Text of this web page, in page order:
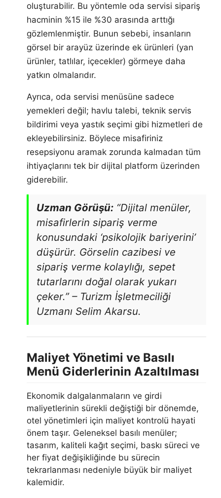
oluşturabilir. Bu yöntemle oda servisi sipariş
hacminin %15 ile %30 arasında arttığı
gözlemlenmiştir. Bunun sebebi, insanların
görsel bir arayüz üzerinde ek ürünleri (yan
ürünler, tatlılar, içecekler) görmeye daha
yatkın olmalarıdır.
Ayrıca, oda servisi menüsüne sadece
yemekleri değil; havlu talebi, teknik servis
bildirimi veya yastık seçimi gibi hizmetleri de
ekleyebilirsiniz. Böylece misafiriniz
resepsiyonu aramak zorunda kalmadan tüm
ihtiyaçlarını tek bir dijital platform üzerinden
giderebilir.
Uzman Görüşü: “Dijital menüler,
misafirlerin sipariş verme
konusundaki ‘psikolojik bariyerini’
düşürür. Görselin cazibesi ve
sipariş verme kolaylığı, sepet
tutarlarını doğal olarak yukarı
çeker.” – Turizm İşletmeciliği
Uzmanı Selim Akarsu.
Maliyet Yönetimi ve Basılı
Menü Giderlerinin Azaltılması
Ekonomik dalgalanmaların ve girdi
maliyetlerinin sürekli değiştiği bir dönemde,
otel yönetimleri için maliyet kontrolü hayati
önem taşır. Geleneksel basılı menüler;
tasarım, kaliteli kağıt seçimi, baskı süreci ve
her fiyat değişikliğinde bu sürecin
tekrarlanması nedeniyle büyük bir maliyet
kalemidir.